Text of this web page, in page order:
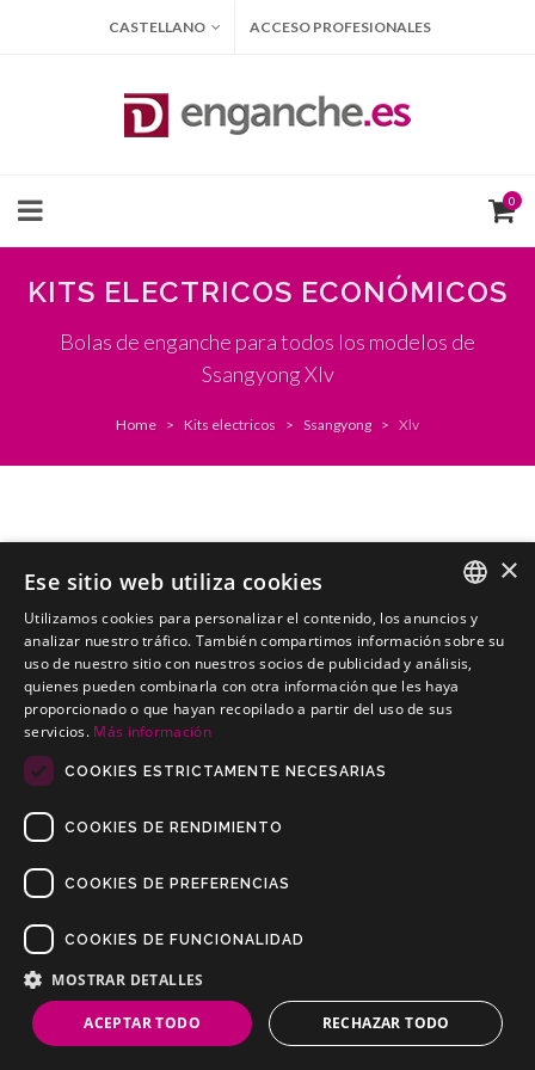
CASTELLANO ACCESO PROFESIONALES
0
KITS ELECTRICOS ECONÓMICOS
Bolas de enganche para todos los modelos de
Ssangyong Xlv
Home Kits electricos Ssangyong Xlv
SSANGYONG XLV SUV
Kits electricos económicos para SSANGYONG XLV SUV
Copyrights © 2019 Todos los Derechos Reservados Dilusur, S.L.
Condiciones de Venta /
Política de Privacidad
/Política de Cookies
SPANISH
PORTUGUESE
×
Ese sitio web utiliza cookies
Utilizamos cookies para personalizar el contenido, los anuncios y
analizar nuestro tráfico. También compartimos información sobre su
uso de nuestro sitio con nuestros socios de publicidad y análisis,
quienes pueden combinarla con otra información que les haya
proporcionado o que hayan recopilado a partir del uso de sus
servicios. Más información
COOKIES ESTRICTAMENTE NECESARIAS
COOKIES DE RENDIMIENTO
COOKIES DE PREFERENCIAS
COOKIES DE FUNCIONALIDAD
MOSTRAR DETALLES
ACEPTAR TODO RECHAZAR TODO